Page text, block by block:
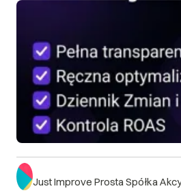
Just Improve Prosta Spółka